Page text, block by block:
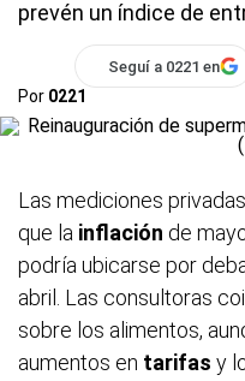
prevén un índice de
Seguí a 0221 en
Por 0221
Las mediciones
que la inflación de
podría ubicarse por
abril. Las consultoras
sobre los alimentos,
aumentos en tarifas y